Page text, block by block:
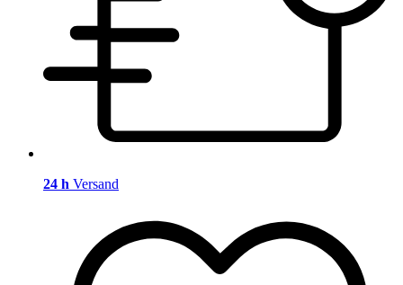
24 h Versand